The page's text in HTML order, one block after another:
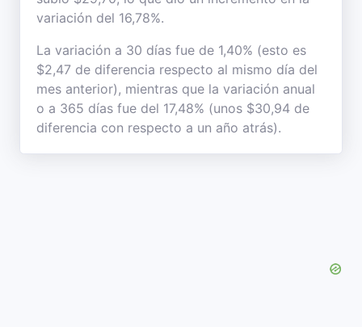
variación del 16,78%.
La variación a 30 días fue de 1,40% (esto es
$2,47 de diferencia respecto al mismo día del
mes anterior), mientras que la variación anual
o a 365 días fue del 17,48% (unos $30,94 de
diferencia con respecto a un año atrás).